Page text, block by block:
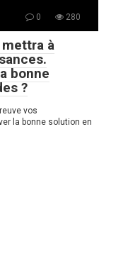
0 280
à
bonne
?
vos
la bonne solution en